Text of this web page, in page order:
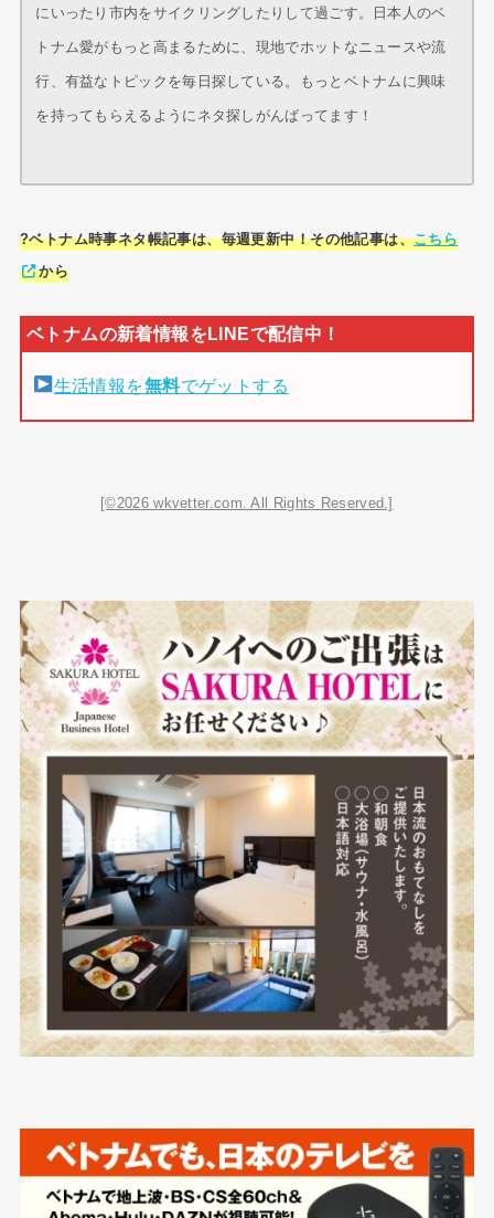
にいったり市内をサイクリングしたりして過ごす。日本人のベ
トナム愛がもっと高まるために、現地でホットなニュースや流
行、有益なトピックを毎日探している。もっとベトナムに興味
を持ってもらえるようにネタ探しがんばってます！
?ベトナム時事ネタ帳記事は、毎週更新中！その他記事は、こちら
から
生活情報を無料でゲットする
[©2026 wkvetter.com. All Rights Reserved.]